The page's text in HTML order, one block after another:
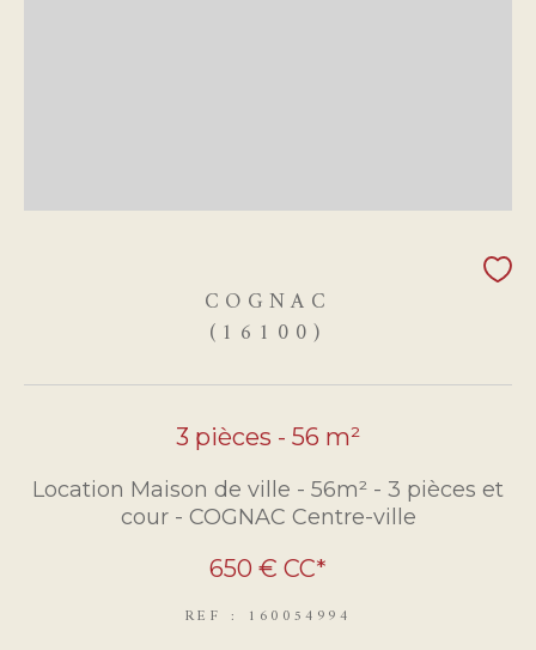
COGNAC
(16100)
3 pièces - 56 m²
Location Maison de ville - 56m² - 3 pièces et
cour - COGNAC Centre-ville
650 € CC*
REF : 160054994